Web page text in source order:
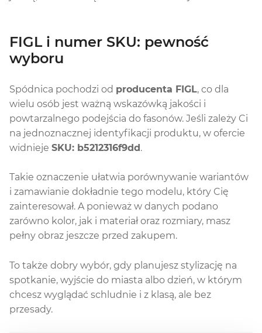
FIGL i numer SKU: pewność
wyboru
Spódnica pochodzi od producenta FIGL, co dla
wielu osób jest ważną wskazówką jakości i
powtarzalnego podejścia do fasonów. Jeśli zależy Ci
na jednoznacznej identyfikacji produktu, w ofercie
widnieje SKU: b5212316f9dd.
Takie oznaczenie ułatwia porównywanie wariantów
i zamawianie dokładnie tego modelu, który Cię
zainteresował. A ponieważ w danych podano
zarówno kolor, jak i materiał oraz rozmiary, masz
pełny obraz jeszcze przed zakupem.
To także dobry wybór, gdy planujesz stylizację na
spotkanie, wyjście do miasta albo dzień, w którym
chcesz wyglądać schludnie i z klasą, ale bez
przesady.